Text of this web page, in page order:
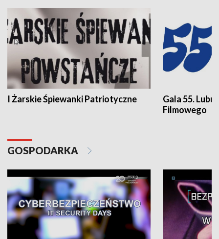
I Żarskie Śpiewanki Patriotyczne
Gala 55.
Filmowego
GOSPODARKA